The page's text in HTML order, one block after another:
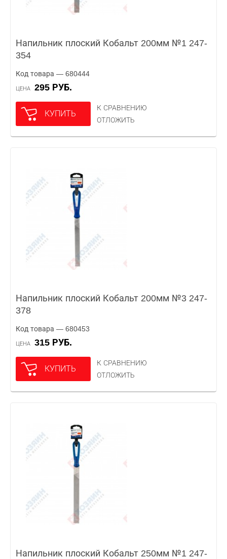
Напильник плоский Кобальт 200мм №1 247-
354
Код товара — 680444
ЦЕНА 295 РУБ.
КУПИТЬ
К СРАВНЕНИЮ
ОТЛОЖИТЬ
Напильник плоский Кобальт 200мм №3 247-
378
Код товара — 680453
ЦЕНА 315 РУБ.
КУПИТЬ
К СРАВНЕНИЮ
ОТЛОЖИТЬ
Напильник плоский Кобальт 250мм №1 247-